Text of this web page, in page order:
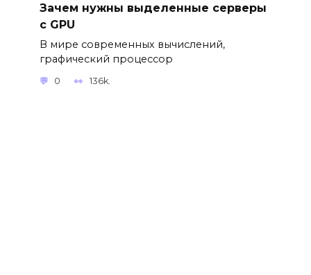
Зачем нужны выделенные серверы
с GPU
В мире современных вычислений,
графический процессор
0 136k.